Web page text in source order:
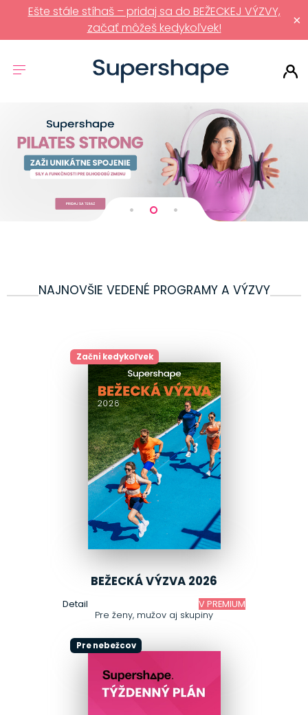
×
Ešte stále stíhaš – pridaj sa do BEŽECKEJ VÝZVY,
začať môžeš kedykoľvek!
NAJNOVŠIE VEDENÉ PROGRAMY A VÝZVY
BEŽECKÁ VÝZVA 2026
Začni kedykoľvek
Pre ženy, mužov aj skupiny
Detail V PREMIUM
Pre nebežcov